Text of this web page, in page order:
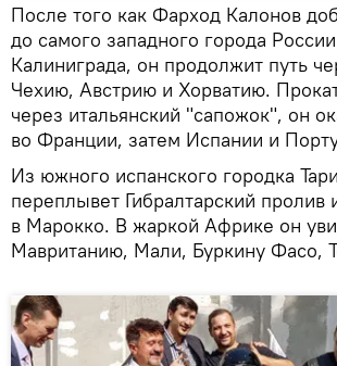
После того как Фарход Калонов
до самого западного города
Калиниграда, он продолжит путь
Чехию, Австрию и Хорватию.
через итальянский "сапожок", он
во Франции, затем Испании и
Из южного испанского городка
переплывет Гибралтарский пролив
в Марокко. В жаркой Африке он
Мавританию, Мали, Буркину Фасо,